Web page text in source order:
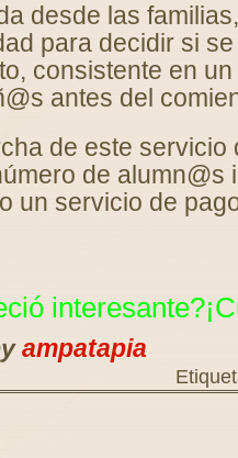
desde las
para decidir si
consistente en
antes del
de este servicio
de alumn@s
un servicio de
ampatapia